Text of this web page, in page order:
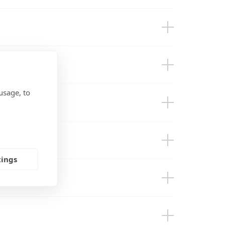
to
LiFePO4 48V 200Ah Lynx Smart